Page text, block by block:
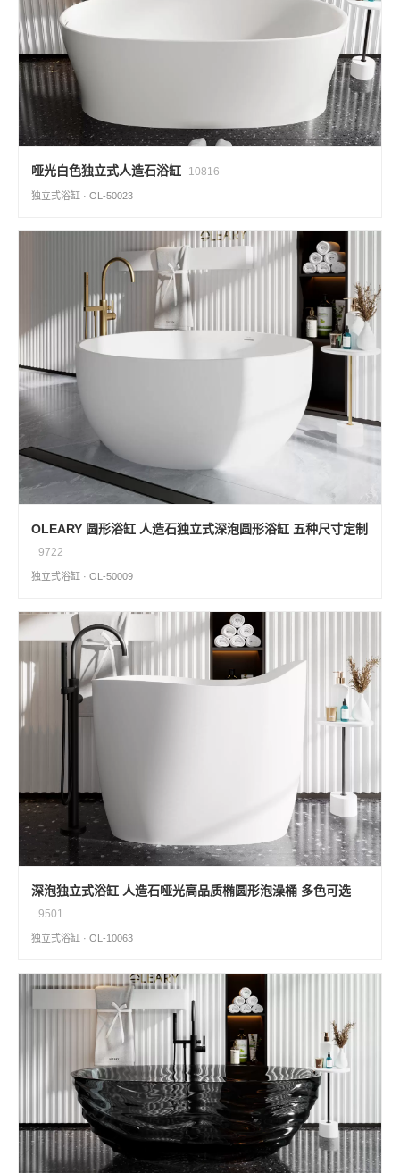
哑光白色独立式人造石浴缸 10816
独立式浴缸 · OL-50023
OLEARY 圆形浴缸 人造石独立式深泡圆形浴缸 五种尺寸定制
9722
独立式浴缸 · OL-50009
深泡独立式浴缸 人造石哑光高品质椭圆形泡澡桶 多色可选
9501
独立式浴缸 · OL-10063